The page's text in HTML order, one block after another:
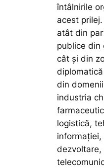
întâlnirile
acest
atât din
publice din
cât și din
din
industria
logistică,
dezvoltare,